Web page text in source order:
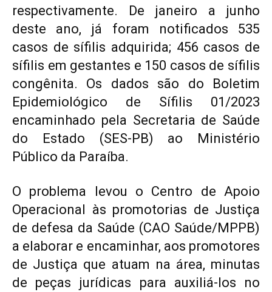
respectivamente. De janeiro a junho
deste ano, já foram notificados 535
casos de sífilis adquirida; 456 casos de
sífilis em gestantes e 150 casos de sífilis
congênita. Os dados são do Boletim
Epidemiológico de Sífilis 01/2023
encaminhado pela Secretaria de Saúde
do Estado (SES-PB) ao Ministério
Público da Paraíba.
O problema levou o Centro de Apoio
Operacional às promotorias de Justiça
de defesa da Saúde (CAO Saúde/MPPB)
a elaborar e encaminhar, aos promotores
de Justiça que atuam na área, minutas
de peças jurídicas para auxiliá-los no